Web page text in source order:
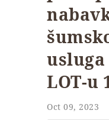
usluga
LOT-u
Oct 09, 2023